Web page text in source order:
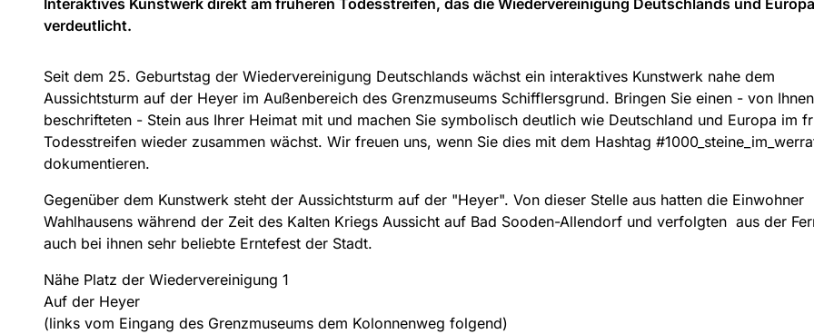
verdeutlicht.
Seit dem 25. Geburtstag der Wiedervereinigung Deutschlands wächst ein interaktives Kunstwerk nahe dem
Aussichtsturm auf der Heyer im Außenbereich des Grenzmuseums Schifflersgrund. Bringen Sie einen - von Ihnen
beschrifteten - Stein aus Ihrer Heimat mit und machen Sie symbolisch deutlich wie Deutschland und Europa im
Todesstreifen wieder zusammen wächst. Wir freuen uns, wenn Sie dies mit dem Hashtag
dokumentieren.
Gegenüber dem Kunstwerk steht der Aussichtsturm auf der "Heyer". Von dieser Stelle aus hatten die Einwohner
Wahlhausens während der Zeit des Kalten Kriegs Aussicht auf Bad Sooden-Allendorf und verfolgten aus der
auch bei ihnen sehr beliebte Erntefest der Stadt.
Nähe Platz der Wiedervereinigung 1
Auf der Heyer
(links vom Eingang des Grenzmuseums dem Kolonnenweg folgend)